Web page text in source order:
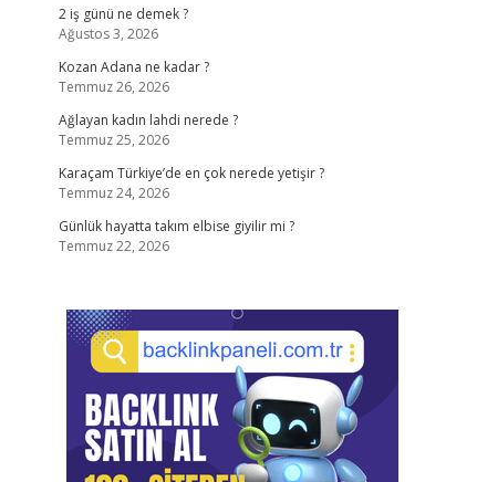
2 iş günü ne demek ?
Ağustos 3, 2026
Kozan Adana ne kadar ?
Temmuz 26, 2026
Ağlayan kadın lahdi nerede ?
Temmuz 25, 2026
Karaçam Türkiye’de en çok nerede yetişir ?
Temmuz 24, 2026
Günlük hayatta takım elbise giyilir mi ?
Temmuz 22, 2026